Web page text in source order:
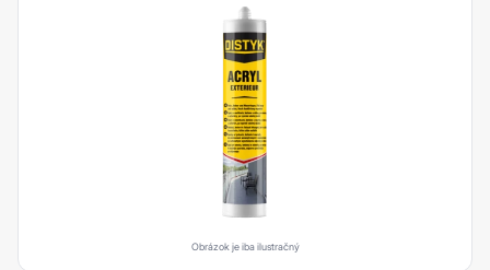
Obrázok je iba ilustračný